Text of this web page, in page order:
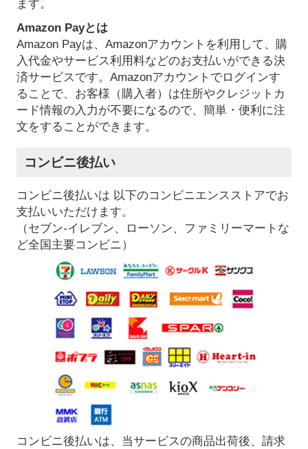
ます。
Amazon Payとは
Amazon Payは、Amazonアカウントを利用して、購
入代金やサービス利用料などのお支払いができる決
済サービスです。Amazonアカウントでログインす
ることで、お客様（購入者）は住所やクレジットカ
ード情報の入力が不要になるので、簡単・便利に注
文をすることができます。
コンビニ後払い
コンビニ後払いは 以下のコンビニエンスストアでお
支払いいただけます。
（セブン-イレブン、ローソン、ファミリーマートな
ど全国主要コンビニ）
コンビニ後払いは、当サービスの商品出荷後、請求